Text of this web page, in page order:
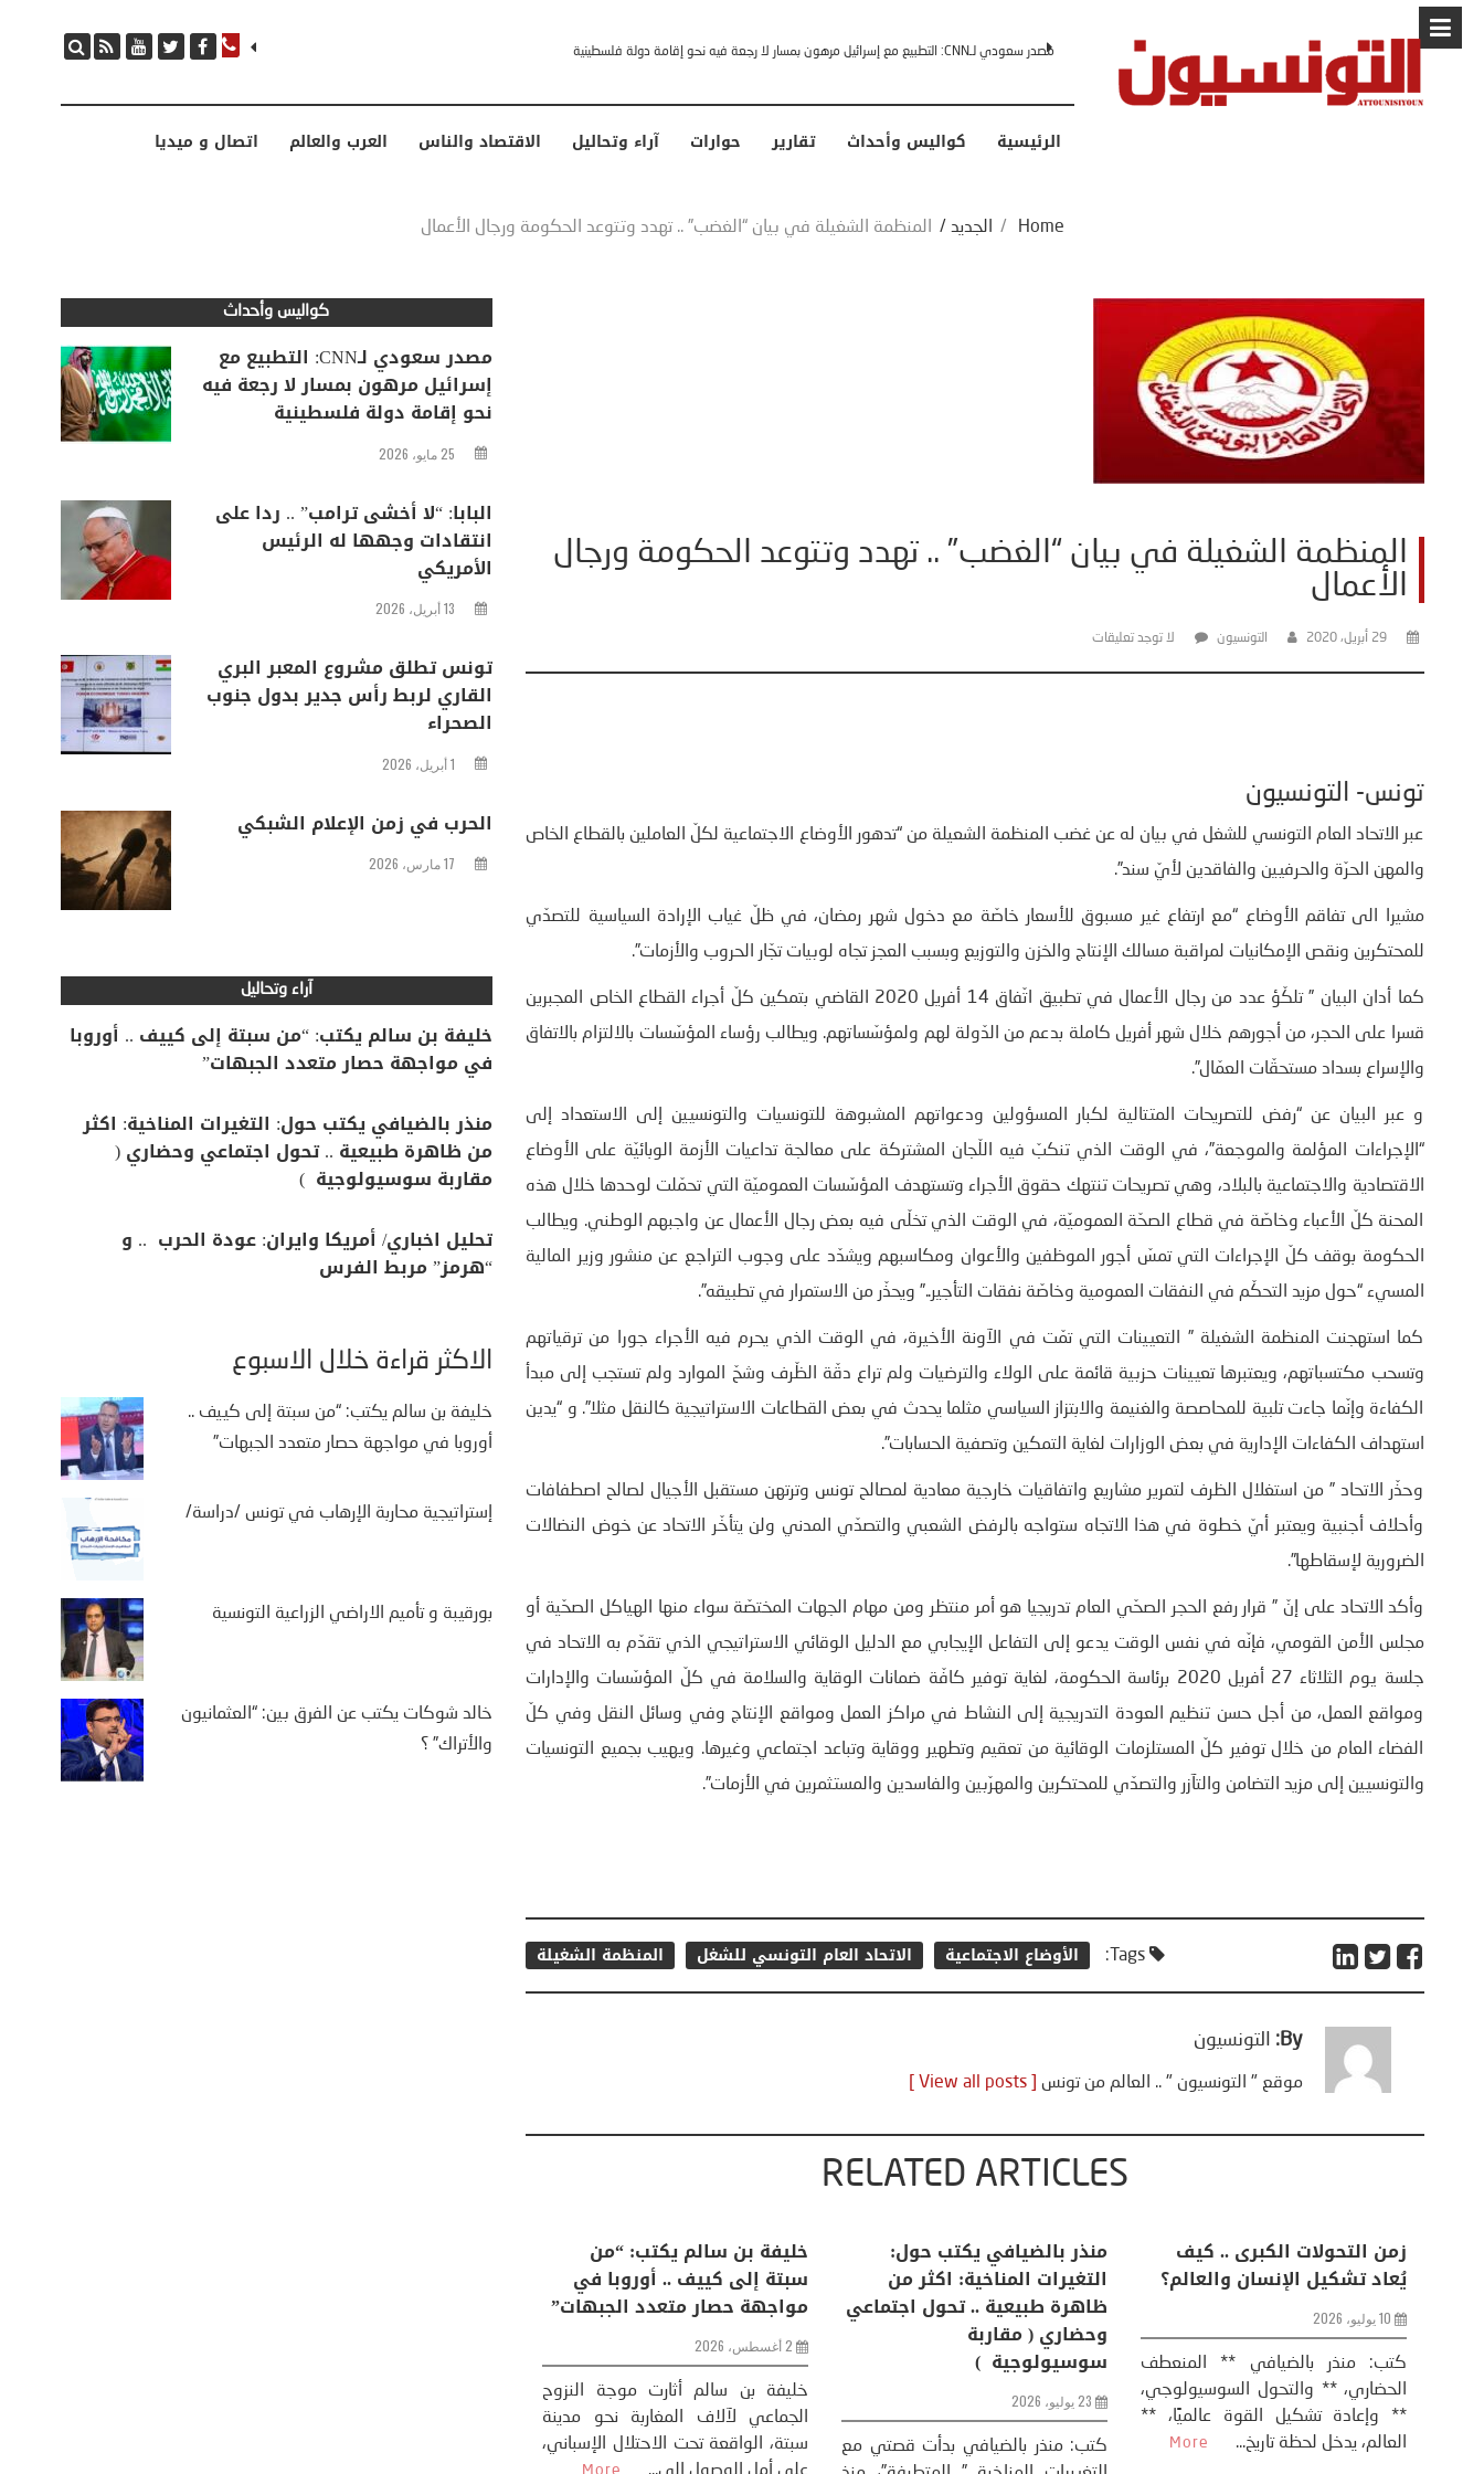
مصدر سعودي لـCNN: التطبيع مع إسرائيل مرهون بمسار لا رجعة فيه نحو إقامة دولة فلسطينية البابا: “لا أخشى ترامب” .. ردا على انتقادات وجهها له الرئيس الأمريكي
الرئيسية كواليس وأحداث تقارير حوارات آراء وتحاليل الاقتصاد والناس العرب والعالم اتصال و ميديا
Home
/ الجديد / المنظمة الشغيلة في بيان “الغضب” .. تهدد وتتوعد الحكومة ورجال الأعمال
المنظمة الشغيلة في بيان “الغضب” .. تهدد وتتوعد الحكومة ورجال
الأعمال
29 أبريل، 2020 التونسيون لا توجد تعليقات
تونس- التونسيون
عبر الاتحاد العام التونسي للشغل في بيان له عن غضب المنظمة الشعيلة من “تدهور الأوضاع الاجتماعية لكلّ العاملين بالقطاع الخاص
والمهن الحرّة والحرفيين والفاقدين لأيّ سند”.
مشيرا الى تفاقم الأوضاع “مع ارتفاع غير مسبوق للأسعار خاصّة مع دخول شهر رمضان، في ظلّ غياب الإرادة السياسية للتصدّي
للمحتكرين ونقص الإمكانيات لمراقبة مسالك الإنتاج والخزن والتوزيع وبسبب العجز تجاه لوبيات تجّار الحروب والأزمات”.
كما أدان البيان ” تلكّؤ عدد من رجال الأعمال في تطبيق اتّفاق 14 أفريل 2020 القاضي بتمكين كلّ أجراء القطاع الخاص المجبرين
قسرا على الحجر، من أجورهم خلال شهر أفريل كاملة بدعم من الدّولة لهم ولمؤسّساتهم. ويطالب رؤساء المؤسّسات بالالتزام بالاتفاق
والإسراع بسداد مستحقّات العمّال”.
و عبر البيان عن “رفض للتصريحات المتتالية لكبار المسؤولين ودعواتهم المشبوهة للتونسيات والتونسيين إلى الاستعداد إلى
“الإجراءات المؤلمة والموجعة”، في الوقت الذي تنكبّ فيه اللّجان المشتركة على معالجة تداعيات الأزمة الوبائيّة على الأوضاع
الاقتصادية والاجتماعية بالبلاد، وهي تصريحات تنتهك حقوق الأجراء وتستهدف المؤسّسات العموميّة التي تحمّلت لوحدها خلال هذه
المحنة كلّ الأعباء وخاصّة في قطاع الصحّة العموميّة، في الوقت الذي تخلّى فيه بعض رجال الأعمال عن واجبهم الوطني. ويطالب
الحكومة بوقف كلّ الإجراءات التي تمسّ أجور الموظفين والأعوان ومكاسبهم ويشدّد على وجوب التراجع عن منشور وزير المالية
المسيء “حول مزيد التحكّم في النفقات العمومية وخاصّة نفقات التأجير..” ويحذّر من الاستمرار في تطبيقه”.
كما استهجنت المنظمة الشغيلة ” التعيينات التي تمّت في الآونة الأخيرة، في الوقت الذي يحرم فيه الأجراء جورا من ترقياتهم
وتسحب مكتسباتهم، ويعتبرها تعيينات حزبية قائمة على الولاء والترضيات ولم تراع دقّة الظّرف وشحّ الموارد ولم تستجب إلى مبدأ
الكفاءة وإنّما جاءت تلبية للمحاصصة والغنيمة والابتزاز السياسي مثلما يحدث في بعض القطاعات الاستراتيجية كالنقل مثلا”. و “يدين
استهداف الكفاءات الإدارية في بعض الوزارات لغاية التمكين وتصفية الحسابات”.
وحذّر الاتحاد ” من استغلال الظرف لتمرير مشاريع واتفاقيات خارجية معادية لمصالح تونس وترتهن مستقبل الأجيال لصالح اصطفافات
وأحلاف أجنبية ويعتبر أيّ خطوة في هذا الاتجاه ستواجه بالرفض الشعبي والتصدّي المدني ولن يتأخّر الاتحاد عن خوض النضالات
الضرورية لإسقاطها”.
وأكد الاتحاد على إنّ ” قرار رفع الحجر الصحّي العام تدريجيا هو أمر منتظر ومن مهام الجهات المختصّة سواء منها الهياكل الصحّية أو
مجلس الأمن القومي، فإنّه في نفس الوقت يدعو إلى التفاعل الإيجابي مع الدليل الوقائي الاستراتيجي الذي تقدّم به الاتحاد في
جلسة يوم الثلاثاء 27 أفريل 2020 برئاسة الحكومة، لغاية توفير كافّة ضمانات الوقاية والسلامة في كلّ المؤسّسات والإدارات
ومواقع العمل، من أجل حسن تنظيم العودة التدريجية إلى النشاط في مراكز العمل ومواقع الإنتاج وفي وسائل النقل وفي كلّ
الفضاء العام من خلال توفير كلّ المستلزمات الوقائية من تعقيم وتطهير ووقاية وتباعد اجتماعي وغيرها. ويهيب بجميع التونسيات
والتونسيين إلى مزيد التضامن والتآزر والتصدّي للمحتكرين والمهرّبين والفاسدين والمستثمرين في الأزمات”.
Tags: الأوضاع الاجتماعية الاتحاد العام التونسي للشغل المنظمة الشغيلة
By: التونسيون
موقع " التونسيون " .. العالم من تونس [ View all posts ]
RELATED ARTICLES
منذر بالضيافي يكتب حول:
التغيرات المناخية: اكثر من
ظاهرة طبيعية .. تحول اجتماعي
وحضاري ( مقاربة
سوسيولوجية )
23 يوليو، 2026
كتب: منذر بالضيافي بدأت قصتي مع
زمن التحولات الكبرى .. كيف
يُعاد تشكيل الإنسان والعالم؟
10 يوليو، 2026
كتب: منذر بالضيافي ** المنعطف
الحضاري، ** والتحول السوسيولوجي،
** وإعادة تشكيل القوة عالميًا، **
العالم، يدخل لحظة تاريخ...
More
تحليل اخباري/ أمريكا وايران:
عودة الحرب .. و “هرمز” مربط
الفرس
8 يوليو، 2026
تحليل – منذر بالضيافي عاد الرئيس
الأمريكي دونالد ترامب إلى قصف
ايران، وذلك ردا على ما اعتبره الرئيس
كواليس وأحداث
مصدر سعودي لـCNN: التطبيع مع
إسرائيل مرهون بمسار لا رجعة فيه
نحو إقامة دولة فلسطينية
25 مايو، 2026
البابا: “لا أخشى ترامب” .. ردا على
انتقادات وجهها له الرئيس
الأمريكي
13 أبريل، 2026
تونس تطلق مشروع المعبر البري
القاري لربط رأس جدير بدول جنوب
الصحراء
1 أبريل، 2026
الحرب في زمن الإعلام الشبكي
17 مارس، 2026
آراء وتحاليل
خليفة بن سالم يكتب: “من سبتة إلى كييف .. أوروبا
في مواجهة حصار متعدد الجبهات”
منذر بالضيافي يكتب حول: التغيرات المناخية: اكثر
من ظاهرة طبيعية .. تحول اجتماعي وحضاري (
مقاربة سوسيولوجية )
تحليل اخباري/ أمريكا وايران: عودة الحرب .. و
“هرمز” مربط الفرس
الأكثر قراءة خلال الأسبوع
خليفة بن سالم يكتب: “من سبتة إلى كييف ..
أوروبا في مواجهة حصار متعدد الجبهات”
إستراتيجية محاربة الإرهاب في تونس /دراسة/
بورقيبة و تأميم الاراضي الزراعية التونسية
خالد شوكات يكتب عن الفرق بين: “العثمانيون
والأتراك” ؟